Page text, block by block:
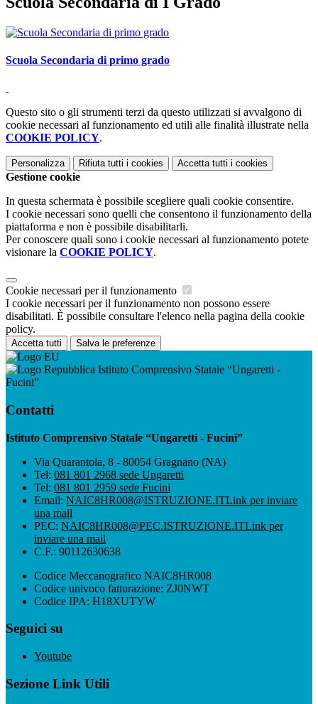
Scuola Secondaria di primo grado
Questo sito o gli strumenti terzi da questo utilizzati si avvalgono di
cookie necessari al funzionamento ed utili alle finalità illustrate nella
COOKIE POLICY.
Personalizza Rifiuta tutti i cookies Accetta tutti i cookies
Gestione cookie
In questa schermata è possibile scegliere quali cookie consentire.
I cookie necessari sono quelli che consentono il funzionamento della
piattaforma e non è possibile disabilitarli.
Per conoscere quali sono i cookie necessari al funzionamento potete
visionare la COOKIE POLICY.
Cookie necessari per il funzionamento
I cookie necessari per il funzionamento non possono essere
disabilitati. È possibile consultare l'elenco nella pagina della cookie
policy.
Accetta tutti Salva le preferenze
Istituto Comprensivo Statale “Ungaretti -
Fucini”
Contatti
Istituto Comprensivo Statale “Ungaretti - Fucini”
Via Quarantola, 8 - 80054 Gragnano (NA)
Tel: 081 801 2968 sede Ungaretti
Tel: 081 801 2959 sede Fucini
Email: NAIC8HR008@ISTRUZIONE.ITLink per inviare
una mail
PEC: NAIC8HR008@PEC.ISTRUZIONE.ITLink per
inviare una mail
C.F.: 90112630638
Codice Meccanografico NAIC8HR008
Codice univoco fatturazione: ZJ0NWT
Codice IPA: H18XUTYW
Seguici su
Youtube
Sezione Link Utili